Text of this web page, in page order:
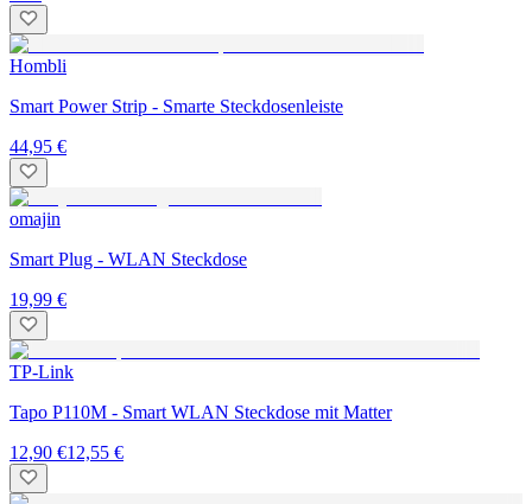
Hombli
Smart Power Strip - Smarte Steckdosenleiste
44,95 €
omajin
Smart Plug - WLAN Steckdose
19,99 €
TP-Link
Tapo P110M - Smart WLAN Steckdose mit Matter
12,90 €12,55 €